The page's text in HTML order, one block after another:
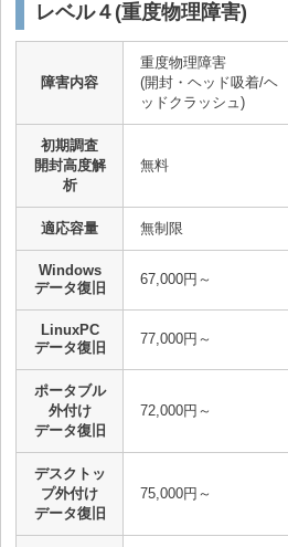
レベル４(重度物理障害)
障害内容
重度物理障害
(開封・ヘッド吸着/ヘ
ッドクラッシュ)
初期調査
開封高度解
析
無料
適応容量 無制限
Windows
データ復旧
67,000円～
LinuxPC
データ復旧
77,000円～
ポータブル
外付け
データ復旧
72,000円～
デスクトッ
プ外付け
データ復旧
75,000円～